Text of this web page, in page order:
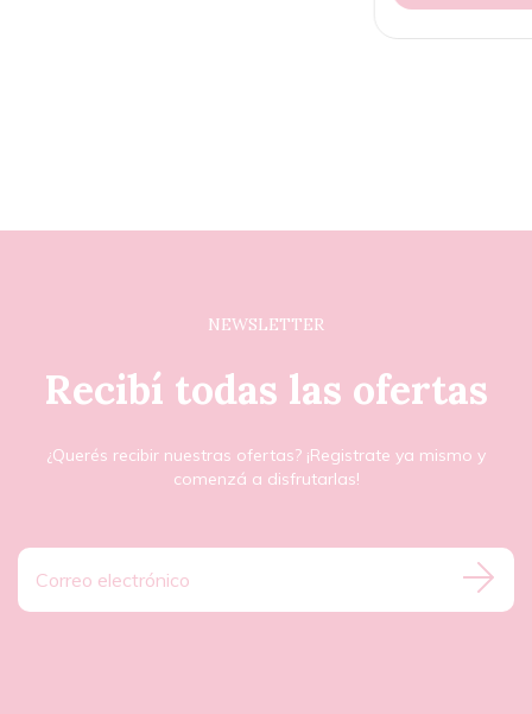
NEWSLETTER
Recibí todas las ofertas
¿Querés recibir nuestras ofertas? ¡Registrate ya mismo y
comenzá a disfrutarlas!